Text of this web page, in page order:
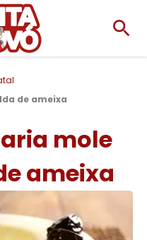
de ameixa
mole
ameixa